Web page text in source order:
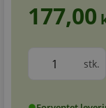
177,00
stk.